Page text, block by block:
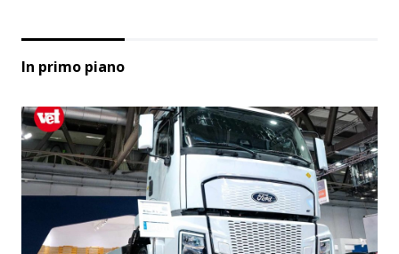
In primo piano